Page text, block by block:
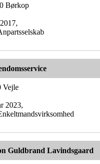
Børkop
Vejle
2023,
Guldbrand Lavindsgaard